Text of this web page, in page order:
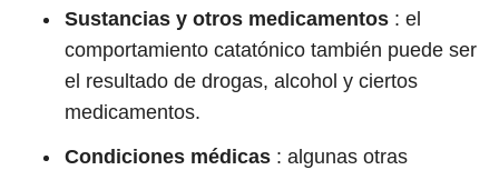
Sustancias y otros medicamentos : el
comportamiento catatónico también puede ser
el resultado de drogas, alcohol y ciertos
medicamentos.
Condiciones médicas : algunas otras